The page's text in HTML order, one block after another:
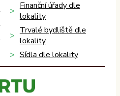
Finanční úřady dle
lokality
Trvalé bydliště dle
lokality
Sídla dle lokality